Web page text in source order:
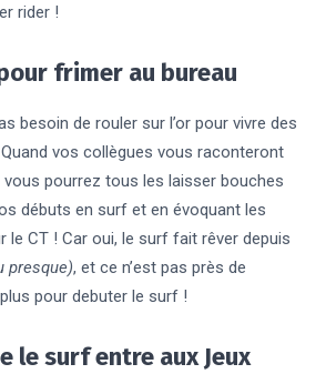
rider !
frimer au bureau
besoin de rouler sur l’or pour vivre des
vos collègues vous raconteront
vous pourrez tous les laisser bouches
débuts en surf et en évoquant les
le CT ! Car oui, le surf fait rêver depuis
presque), et ce n’est pas près de
pour debuter le surf !
le surf entre aux Jeux